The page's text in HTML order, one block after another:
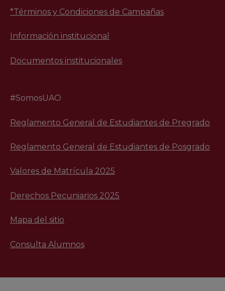
*Términos y Condiciones de Campañas
Información institucional
Documentos institucionales
#SomosUAO
Reglamento General de Estudiantes de Pregrado
Reglamento General de Estudiantes de Posgrado
Valores de Matrícula 2025
Derechos Pecuniarios 2025
Mapa del sitio
Consulta Alumnos